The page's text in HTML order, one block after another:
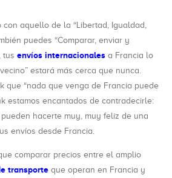
con aquello de la “Libertad, Igualdad,
puedes “Comparar, enviar y
tus envíos internacionales a Francia lo
estará más cerca que nunca.
que “nada que venga de Francia puede
estamos encantados de contradecirle:
hacerte muy, muy feliz de una
envíos desde Francia.
comparar precios entre el amplio
transporte que operan en Francia y